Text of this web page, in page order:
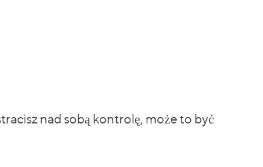
nad sobą kontrolę, może to być